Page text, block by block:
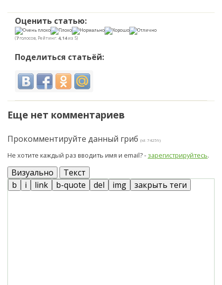
Оценить статью:
(7голосов, Рейтинг: 4,14из 5)
Поделиться статьёй:
Еще нет комментариев
Прокомментируйте данный гриб (id: 74259)
Не хотите каждый раз вводить имя и email? - зарегистрируйтесь.
Визуально Текст